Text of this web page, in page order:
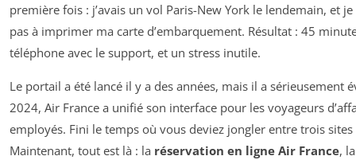
première fois : j’avais un vol Paris-New York le lendemain, et je
pas à imprimer ma carte d’embarquement. Résultat : 45
téléphone avec le support, et un stress inutile.
Le portail a été lancé il y a des années, mais il a sérieusement
2024, Air France a unifié son interface pour les voyageurs
employés. Fini le temps où vous deviez jongler entre trois
Maintenant, tout est là : la réservation en ligne Air France, la